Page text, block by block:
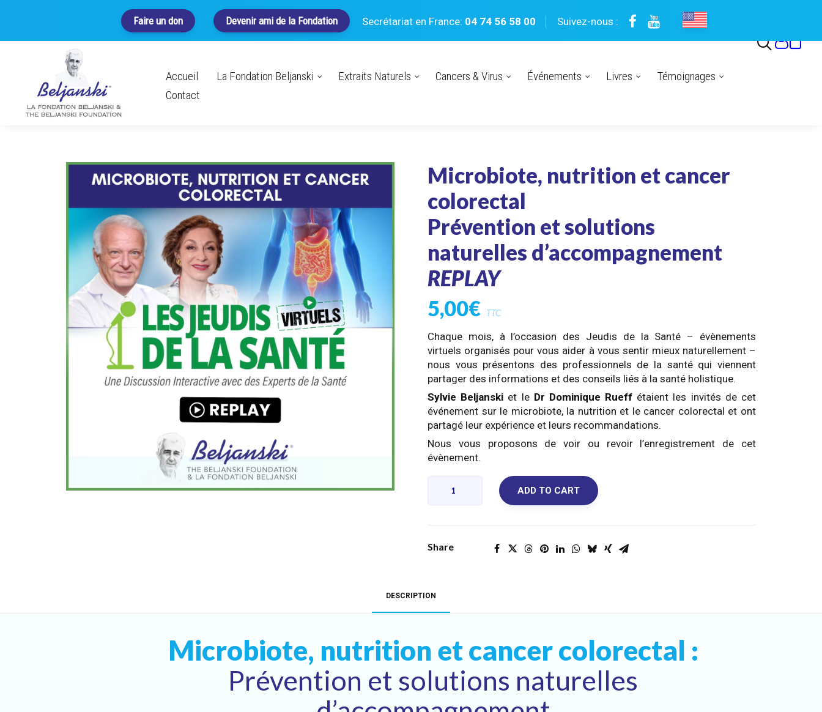
Secrétariat en France: 04 74 56 58 00 Suivez-nous :
Faire un don Devenir ami de la Fondation
Accueil La Fondation Beljanski Extraits Naturels Cancers & Virus Événements Livres
Témoignages
Contact
Microbiote, nutrition et cancer
colorectal
Prévention et solutions
naturelles d’accompagnement
REPLAY
5,00€ TTC
Chaque mois, à l’occasion des Jeudis de la Santé – évènements
virtuels organisés pour vous aider à vous sentir mieux naturellement –
nous vous présentons des professionnels de la santé qui viennent
partager des informations et des conseils liés à la santé holistique.
Sylvie Beljanski et le Dr Dominique Rueff étaient les invités de cet
événement sur le microbiote, la nutrition et le cancer colorectal et ont
partagé leur expérience et leurs recommandations.
Nous vous proposons de voir ou revoir l’enregistrement de cet
évènement.
nutrition
d’accompagnementREPLAY
quantity
ADD TO CART
Share
DESCRIPTION
Microbiote, nutrition et cancer colorectal :
Prévention et solutions naturelles